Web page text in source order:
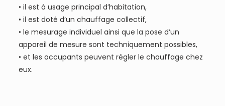
• il est à usage principal d’habitation,
• il est doté d’un chauffage collectif,
• le mesurage individuel ainsi que la pose d’un
appareil de mesure sont techniquement possibles,
• et les occupants peuvent régler le chauffage chez
eux.